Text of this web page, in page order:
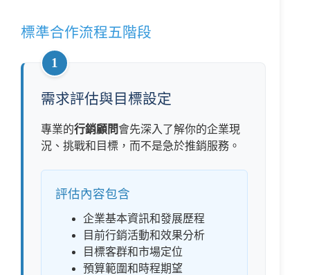
標準合作流程五階段
1
需求評估與目標設定
專業的行銷顧問會先深入了解你的企業現
況、挑戰和目標，而不是急於推銷服務。
評估內容包含
企業基本資訊和發展歷程
目前行銷活動和效果分析
目標客群和市場定位
預算範圍和時程期望